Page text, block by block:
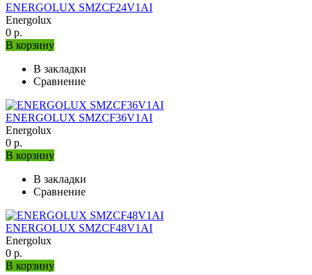
ENERGOLUX SMZCF24V1AI
Energolux
0 р.
В корзину
В закладки
Сравнение
ENERGOLUX SMZCF36V1AI
Energolux
0 р.
В корзину
В закладки
Сравнение
ENERGOLUX SMZCF48V1AI
Energolux
0 р.
В корзину